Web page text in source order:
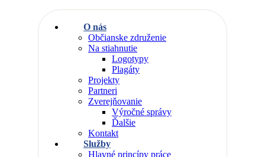
O nás
Občianske združenie
Na stiahnutie
Logotypy
Plagáty
Projekty
Partneri
Zverejňovanie
Výročné správy
Ďalšie
Kontakt
Služby
Hlavné princípy práce